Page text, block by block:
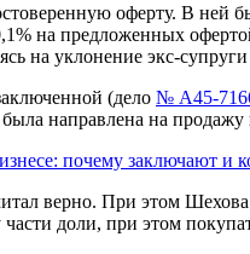
оферту. В
на предложенных
на уклонение экс-
(дело № А45-
направлена на продажу
почему заключают и
верно. При этом
доли, при этом